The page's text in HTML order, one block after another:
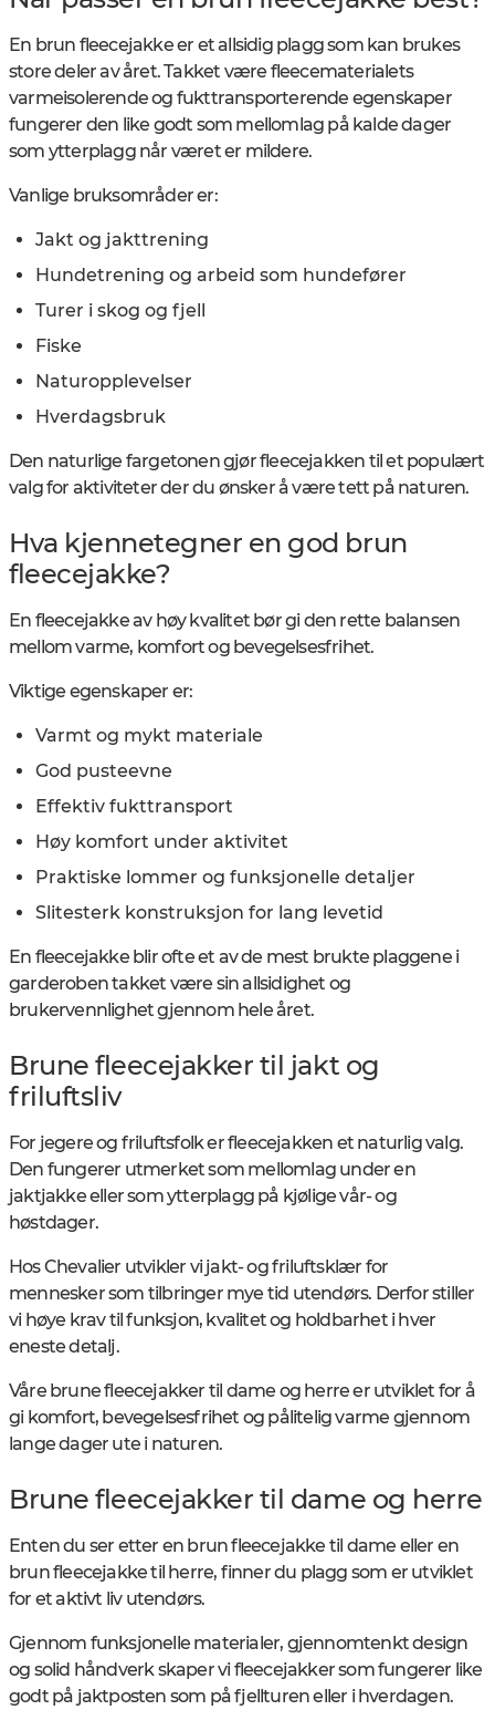
En brun fleecejakke er et allsidig plagg som kan brukes
store deler av året. Takket være fleecematerialets
varmeisolerende og fukttransporterende egenskaper
fungerer den like godt som mellomlag på kalde dager
som ytterplagg når været er mildere.
Vanlige bruksområder er:
Jakt og jakttrening
Hundetrening og arbeid som hundefører
Turer i skog og fjell
Fiske
Naturopplevelser
Hverdagsbruk
Den naturlige fargetonen gjør fleecejakken til et populært
valg for aktiviteter der du ønsker å være tett på naturen.
Hva kjennetegner en god brun
fleecejakke?
En fleecejakke av høy kvalitet bør gi den rette balansen
mellom varme, komfort og bevegelsesfrihet.
Viktige egenskaper er:
Varmt og mykt materiale
God pusteevne
Effektiv fukttransport
Høy komfort under aktivitet
Praktiske lommer og funksjonelle detaljer
Slitesterk konstruksjon for lang levetid
En fleecejakke blir ofte et av de mest brukte plaggene i
garderoben takket være sin allsidighet og
brukervennlighet gjennom hele året.
Brune fleecejakker til jakt og
friluftsliv
For jegere og friluftsfolk er fleecejakken et naturlig valg.
Den fungerer utmerket som mellomlag under en
jaktjakke eller som ytterplagg på kjølige vår- og
høstdager.
Hos Chevalier utvikler vi jakt- og friluftsklær for
mennesker som tilbringer mye tid utendørs. Derfor stiller
vi høye krav til funksjon, kvalitet og holdbarhet i hver
eneste detalj.
Våre brune fleecejakker til dame og herre er utviklet for å
gi komfort, bevegelsesfrihet og pålitelig varme gjennom
lange dager ute i naturen.
Brune fleecejakker til dame og herre
Enten du ser etter en brun fleecejakke til dame eller en
brun fleecejakke til herre, finner du plagg som er utviklet
for et aktivt liv utendørs.
Gjennom funksjonelle materialer, gjennomtenkt design
og solid håndverk skaper vi fleecejakker som fungerer like
godt på jaktposten som på fjellturen eller i hverdagen.